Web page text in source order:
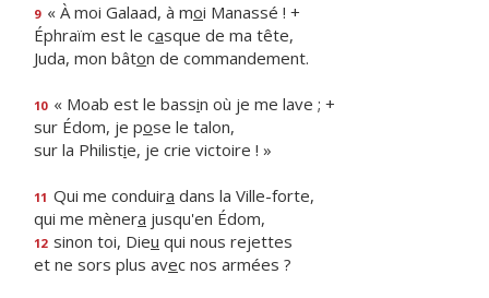
9 « À moi Galaad, à moi Manassé ! +
Éphraïm est le casque de ma tête,
Juda, mon bâton de commandement.
10 « Moab est le bassin où je me lave ; +
sur Édom, je pose le talon,
sur la Philistie, je crie victoire ! »
11 Qui me conduira dans la Ville-forte,
qui me mènera jusqu'en Édom,
12 sinon toi, Dieu qui nous rejettes
et ne sors plus avec nos armées ?